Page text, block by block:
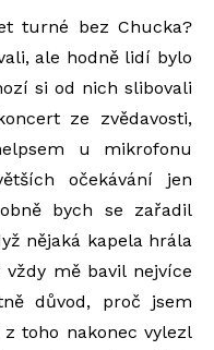
turné bez Chucka?
ale hodně lidí bylo
si od nich slibovali
ze zvědavosti,
u mikrofonu
očekávání jen
bych se zařadil
nějaká kapela hrála
mě bavil nejvíce
důvod, proč jsem
toho nakonec vylezl